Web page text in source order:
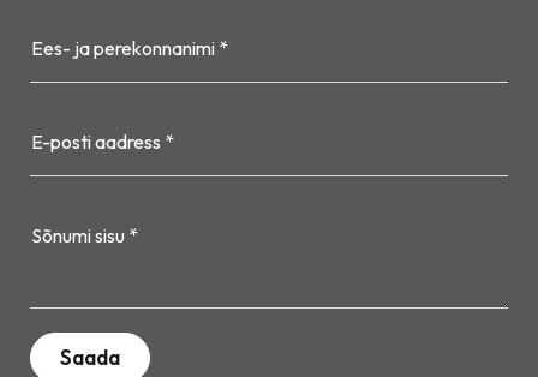
Ees- ja perekonnanimi *
E-posti aadress *
Sõnumi sisu *